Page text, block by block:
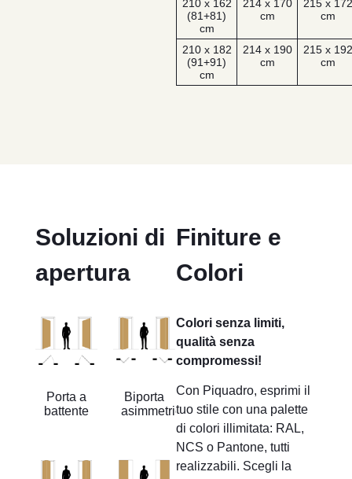
210 x 162
(81+81)
cm
214 x 170
cm
215 x
cm
210 x 182
(91+91)
cm
214 x 190
cm
215 x
cm
Soluzioni di
apertura
Porta a
battente
Biporta
asimmetrica
Finiture e
Colori
Colori senza limiti,
qualità senza
compromessi!
Con Piquadro, esprimi il
tuo stile con una palette
di colori illimitata: RAL,
NCS o Pantone, tutti
realizzabili. Scegli la